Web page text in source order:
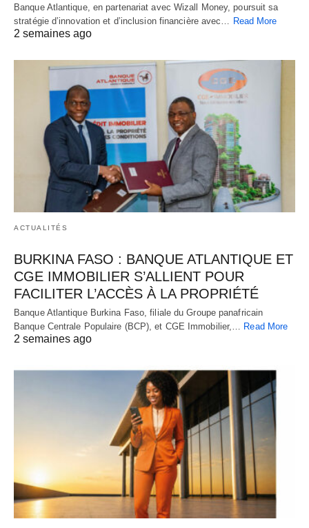
Banque Atlantique, en partenariat avec Wizall Money, poursuit sa
stratégie d’innovation et d’inclusion financière avec… Read More
2 semaines ago
ACTUALITÉS
BURKINA FASO : BANQUE ATLANTIQUE ET
CGE IMMOBILIER S’ALLIENT POUR
FACILITER L’ACCÈS À LA PROPRIÉTÉ
Banque Atlantique Burkina Faso, filiale du Groupe panafricain
Banque Centrale Populaire (BCP), et CGE Immobilier,… Read More
2 semaines ago